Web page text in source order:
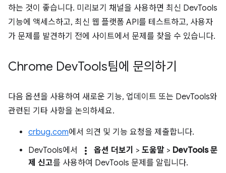
하는 것이 좋습니다. 미리보기 채널을 사용하면 최신 DevTools
기능에 액세스하고, 최신 웹 플랫폼 API를 테스트하고, 사용자
가 문제를 발견하기 전에 사이트에서 문제를 찾을 수 있습니다.
Chrome DevTools팀에 문의하기
다음 옵션을 사용하여 새로운 기능, 업데이트 또는 DevTools와
관련된 기타 사항을 논의하세요.
crbug.com에서 의견 및 기능 요청을 제출합니다.
DevTools에서
more_vert 옵션 더보기 > 도움말 > DevTools 문
제 신고를 사용하여 DevTools 문제를 알립니다.